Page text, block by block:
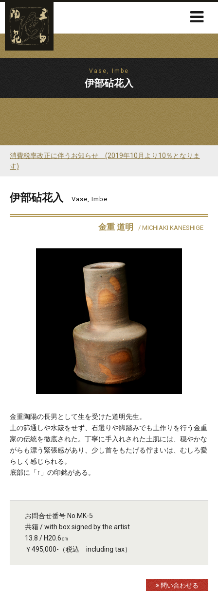
Vase, Imbe
伊部砧花入
消費税率改正に伴うお知らせ (2019年10月より10％となりま
す)
伊部砧花入 Vase, Imbe
金重 道明 / MICHIAKI KANESHIGE
金重陶陽の長男として生を受けた道明先生。
土の篩通しや水簸をせず、石選りや脚踏みでも土作りを行う金重
家の伝統を徹底された。丁寧に手入れされた土肌には、穏やかな
がらも漂う緊張感があり、少し首をもたげる佇まいは、むしろ愛
らしく感じられる。
底部に「↑」の印銘がある。
お問合せ番号 No.MK-5
共箱 / with box signed by the artist
13.8 / H20.6㎝
￥495,000-（税込 including tax）
問い合わせる